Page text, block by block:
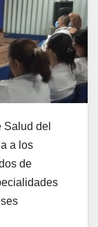
Salud del
a los
de